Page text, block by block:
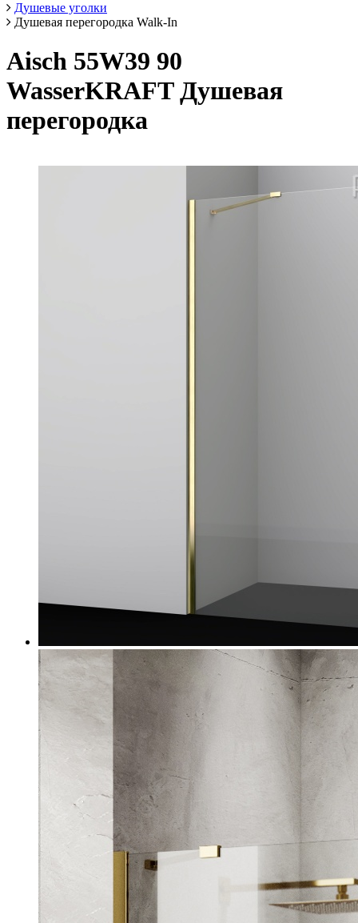
Душевые уголки
Душевая перегородка Walk-In
Aisch 55W39 90
WasserKRAFT Душевая
перегородка